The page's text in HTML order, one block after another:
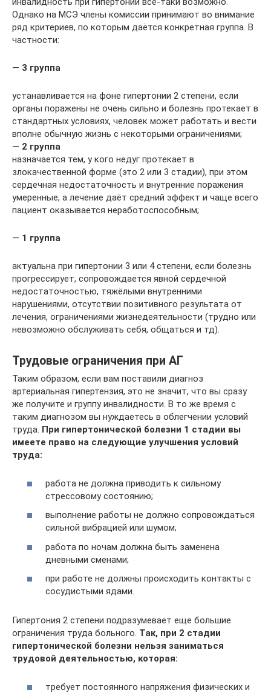
Однако на МСЭ члены комиссии принимают во внимание
ряд критериев, по которым даётся конкретная группа. В
частности:
— 3 группа
устанавливается на фоне гипертонии 2 степени, если
органы поражены не очень сильно и болезнь протекает в
стандартных условиях, человек может работать и вести
вполне обычную жизнь с некоторыми ограничениями;
— 2 группа
назначается тем, у кого недуг протекает в
злокачественной форме (это 2 или 3 стадии), при этом
сердечная недостаточность и внутренние поражения
умеренные, а лечение даёт средний эффект и чаще всего
пациент оказывается неработоспособным;
— 1 группа
актуальна при гипертонии 3 или 4 степени, если болезнь
прогрессирует, сопровождается явной сердечной
недостаточностью, тяжёлыми внутренними
нарушениями, отсутствии позитивного результата от
лечения, ограничениями жизнедеятельности (трудно или
невозможно обслуживать себя, общаться и тд).
Трудовые ограничения при АГ
Таким образом, если вам поставили диагноз
артериальная гипертензия, это не значит, что вы сразу
же получите и группу инвалидности. В то же время с
таким диагнозом вы нуждаетесь в облегчении условий
труда. При гипертонической болезни 1 стадии вы
имеете право на следующие улучшения условий
труда:
работа не должна приводить к сильному
стрессовому состоянию;
выполнение работы не должно сопровождаться
сильной вибрацией или шумом;
работа по ночам должна быть заменена
дневными сменами;
при работе не должны происходить контакты с
сосудистыми ядами.
Гипертония 2 степени подразумевает еще большие
ограничения труда больного. Так, при 2 стадии
гипертонической болезни нельзя заниматься
трудовой деятельностью, которая:
требует постоянного напряжения физических и